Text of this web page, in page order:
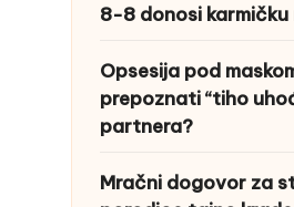
8-8 donosi karmičku
Opsesija pod
prepoznati “tiho
partnera?
Mračni dogovor za